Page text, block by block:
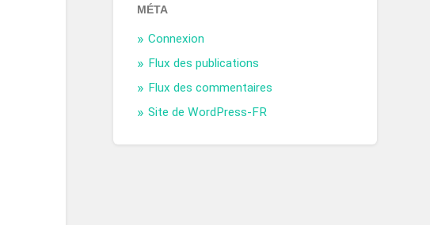
MÉTA
Connexion
Flux des publications
Flux des commentaires
Site de WordPress-FR